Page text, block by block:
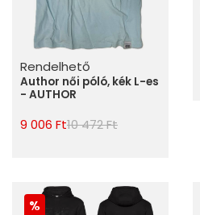
Rendelhető
Author női póló, kék L-es
- AUTHOR
9 006 Ft10 472 Ft